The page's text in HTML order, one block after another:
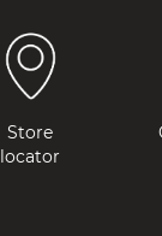
Store
locator